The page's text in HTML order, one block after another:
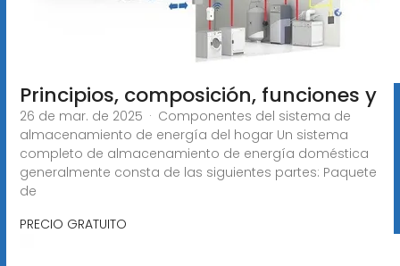
Principios, composición, funciones y
26 de mar. de 2025 · Componentes del sistema de
almacenamiento de energía del hogar Un sistema
completo de almacenamiento de energía doméstica
generalmente consta de las siguientes partes: Paquete
de
PRECIO GRATUITO